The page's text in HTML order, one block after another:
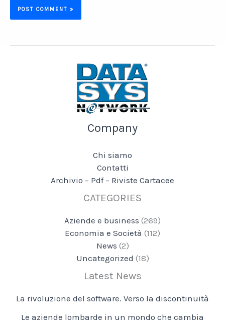
Company
Chi siamo
Contatti
Archivio – Pdf – Riviste Cartacee
CATEGORIES
Aziende e business (269)
Economia e Società (112)
News (2)
Uncategorized (18)
Latest News
La rivoluzione del software. Verso la discontinuità
Le aziende lombarde in un mondo che cambia